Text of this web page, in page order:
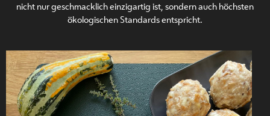
nicht nur geschmacklich einzigartig ist, sondern auch höchsten
ökologischen Standards entspricht.
Suppen und Salate
Vegetarische und
vegane Speisen